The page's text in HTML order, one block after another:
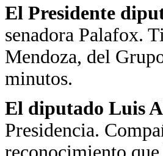
El Presidente
senadora Palafox.
Mendoza, del
minutos.
El diputado Luis
Presidencia.
reconocimiento